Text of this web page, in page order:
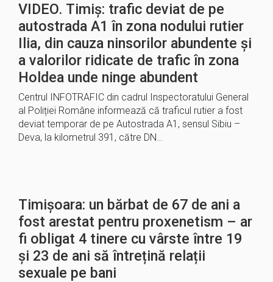
VIDEO. Timiș: trafic deviat de pe
autostrada A1 în zona nodului rutier
Ilia, din cauza ninsorilor abundente și
a valorilor ridicate de trafic în zona
Holdea unde ninge abundent
Centrul INFOTRAFIC din cadrul Inspectoratului General
al Poliției Române informează că traficul rutier a fost
deviat temporar de pe Autostrada A1, sensul Sibiu –
Deva, la kilometrul 391, către DN…
Timișoara: un bărbat de 67 de ani a
fost arestat pentru proxenetism – ar
fi obligat 4 tinere cu vârste între 19
și 23 de ani să întrețină relații
sexuale pe bani